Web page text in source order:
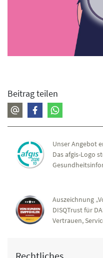
Beitrag teilen
Unser Angebot
Das afgis-Logo
Auszeichnung
DISQTrust für
Vertrauen,